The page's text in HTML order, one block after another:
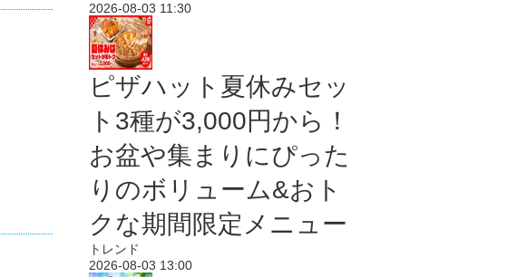
2026-08-03 11:30
ピザハット夏休みセッ
ト3種が3,000円から！
お盆や集まりにぴった
りのボリューム&おト
クな期間限定メニュー
トレンド
2026-08-03 13:00